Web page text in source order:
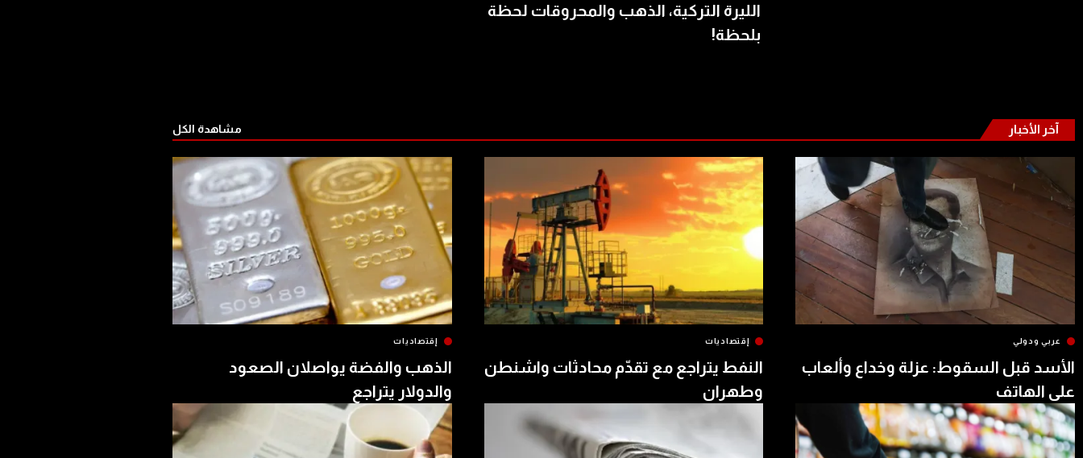
الليرة التركية، الذهب والمحروقات لحظة
بلحظة!
آخر الأخبار مشاهدة الكل
عربي ودولي
الأسد قبل السقوط: عزلة وخداع وألعاب
على الهاتف
إقتصاديات
النفط يتراجع مع تقدّم محادثات واشنطن
وطهران
إقتصاديات
الذهب والفضة يواصلان الصعود
والدولار يتراجع